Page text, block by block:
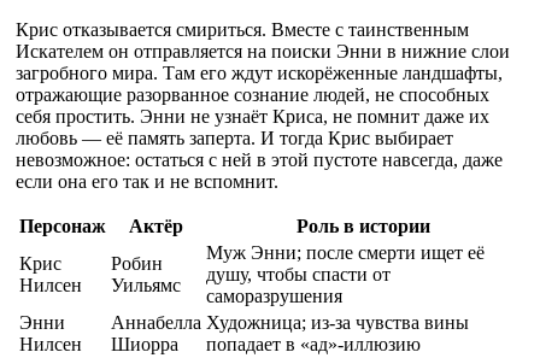
Крис отказывается смириться. Вместе с таинственным
Искателем он отправляется на поиски Энни в нижние слои
загробного мира. Там его ждут искорёженные ландшафты,
отражающие разорванное сознание людей, не способных
себя простить. Энни не узнаёт Криса, не помнит даже их
любовь — её память заперта. И тогда Крис выбирает
невозможное: остаться с ней в этой пустоте навсегда, даже
если она его так и не вспомнит.
Персонаж Актёр
Роль в истории
Крис
Нилсен
Робин
Уильямс
Муж Энни; после смерти ищет её
душу, чтобы спасти от
саморазрушения
Энни
Нилсен
Аннабелла
Шиорра
Художница; из‑за чувства вины
попадает в «ад»-иллюзию